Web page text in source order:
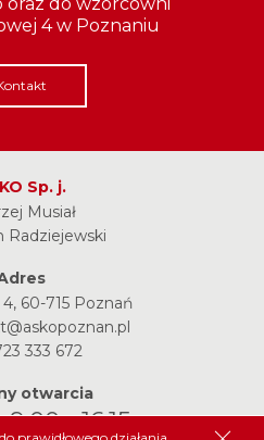
4 w Poznaniu
Sp. j.
Musiał
Radziejewski
60-715 Poznań
333 672
otwarcia
- 16.15